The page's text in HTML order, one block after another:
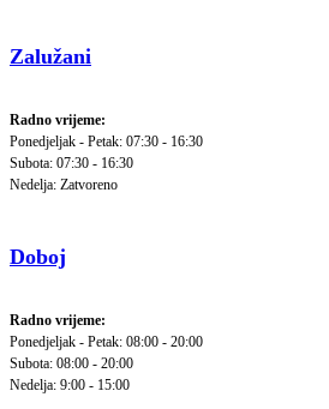
Zalužani
Radno vrijeme:
Ponedjeljak - Petak: 07:30 - 16:30
Subota: 07:30 - 16:30
Nedelja: Zatvoreno
Doboj
Radno vrijeme:
Ponedjeljak - Petak: 08:00 - 20:00
Subota: 08:00 - 20:00
Nedelja: 9:00 - 15:00